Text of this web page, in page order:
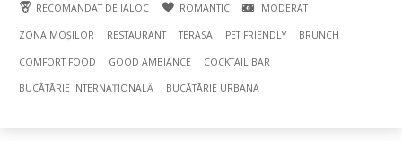
RECOMANDAT DE IALOC ROMANTIC MODERAT
ZONA MOȘILOR RESTAURANT TERASA PET FRIENDLY BRUNCH
COMFORT FOOD GOOD AMBIANCE COCKTAIL BAR
BUCÃTÃRIE INTERNAȚIONALĂ BUCÃTÃRIE URBANA